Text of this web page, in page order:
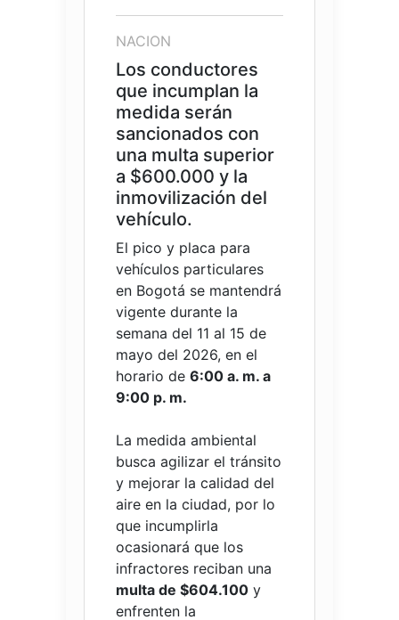
NACION
Los conductores
que incumplan la
medida serán
sancionados con
una multa superior
a $600.000 y la
inmovilización del
vehículo.
El pico y placa para
vehículos particulares
en Bogotá se mantendrá
vigente durante la
semana del 11 al 15 de
mayo del 2026, en el
horario de 6:00 a. m. a
9:00 p. m.
La medida ambiental
busca agilizar el tránsito
y mejorar la calidad del
aire en la ciudad, por lo
que incumplirla
ocasionará que los
infractores reciban una
multa de $604.100 y
enfrenten la